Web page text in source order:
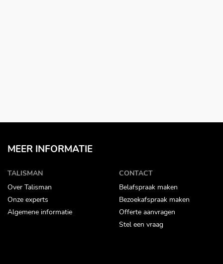
MEER INFORMATIE
TALISMAN
Over Talisman
Onze experts
Algemene informatie
CONTACT
Belafspraak maken
Bezoekafspraak maken
Offerte aanvragen
Stel een vraag